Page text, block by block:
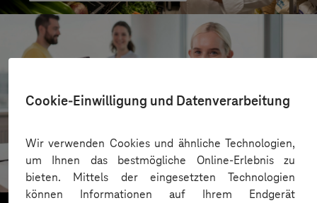
Cookie-Einwilligung und Datenverarbeitung
Wir verwenden Cookies und ähnliche Technologien,
um Ihnen das bestmögliche Online-Erlebnis zu
bieten. Mittels der eingesetzten Technologien
können Informationen auf Ihrem Endgerät
Kreis Bergstraße
KI für moderne Verwaltung